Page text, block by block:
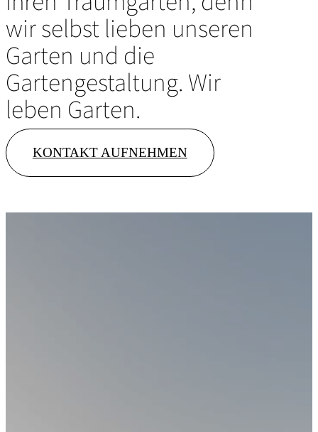
wir selbst lieben unseren
Garten und die
Gartengestaltung. Wir
leben Garten.
KONTAKT AUFNEHMEN